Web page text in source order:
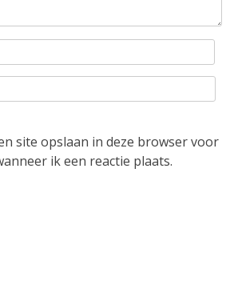
site opslaan in deze browser voor
ik een reactie plaats.